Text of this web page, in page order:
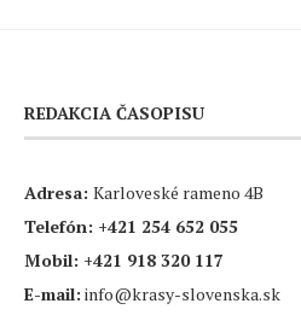
REDAKCIA ČASOPISU
Adresa: Karloveské rameno 4B
Telefón: +421 254 652 055
Mobil: +421 918 320 117
E-mail: info@krasy-slovenska.sk